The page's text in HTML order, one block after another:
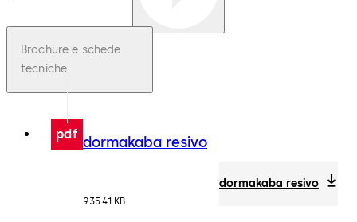
Brochure e schede
tecniche
pdf dormakaba resivo
935.41 KB
dormakaba resivo